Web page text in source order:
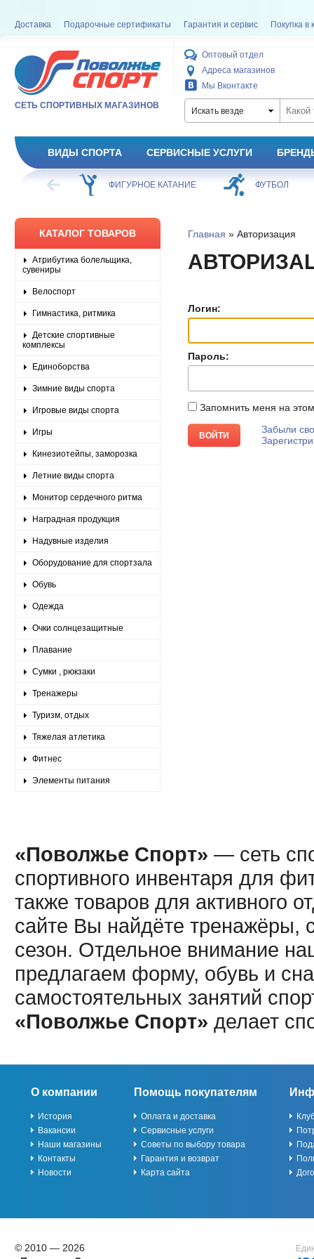
Доставка Подарочные сертификаты Гарантия и сервис Покупка в
СЕТЬ СПОРТИВНЫХ МАГАЗИНОВ
Оптовый отдел
Адреса магазинов
Мы Вконтакте
Искать везде
ВИДЫ СПОРТА СЕРВИСНЫЕ УСЛУГИ
ХОККЕЙ ФИГУРНОЕ КАТАНИЕ ФУТБОЛ
КАТАЛОГ ТОВАРОВ
Атрибутика болельщика,
сувениры
Велоспорт
Гимнастика, ритмика
Детские спортивные
комплексы
Единоборства
Зимние виды спорта
Игровые виды спорта
Игры
Кинезиотейпы, заморозка
Летние виды спорта
Монитор сердечного ритма
Наградная продукция
Надувные изделия
Оборудование для спортзала
Обувь
Одежда
Очки солнцезащитные
Плавание
Сумки , рюкзаки
Тренажеры
Туризм, отдых
Тяжелая атлетика
Фитнес
Элементы питания
Главная » Авторизация
Логин:
Пароль:
Запомнить меня на
Забыли
«Поволжье Спорт» — сеть
спортивного инвентаря для
также товаров для активного
сайте Вы найдёте тренажёры,
сезон. Отдельное внимание
предлагаем форму, обувь и
самостоятельных занятий
«Поволжье Спорт» делает
О компании
История
Вакансии
Наши магазины
Контакты
Новости
Помощь покупателям
Оплата и доставка
Сервисные услуги
Советы по выбору товара
Гарантия и возврат
Карта сайта
© 2010 — 2026